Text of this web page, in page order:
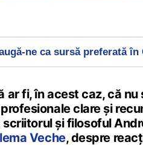
ne ca sursă preferată în
ar fi, în acest caz, că
clare și
scriitorul și filosoful
Veche, despre